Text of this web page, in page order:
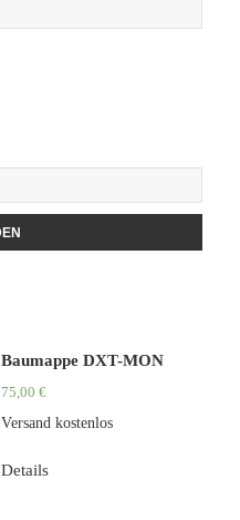
Baumappe DXT-MON
75,00 €
Versand kostenlos
Details